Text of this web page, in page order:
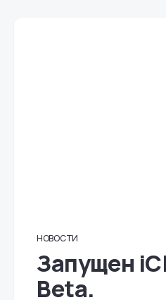
НОВОСТИ
Запущен
Beta.